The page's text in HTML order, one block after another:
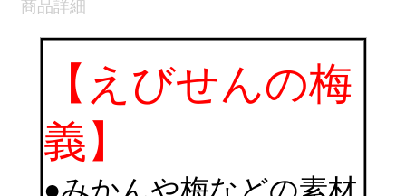
商品詳細
【えびせんの梅
義】